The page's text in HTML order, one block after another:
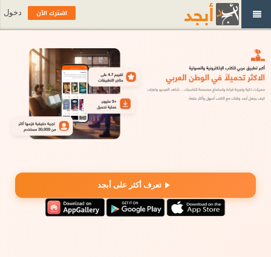
تعرف أكثر على أبجد
اشترك الآن دخول